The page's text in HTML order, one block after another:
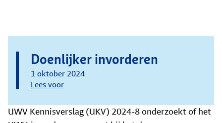
Doenlijker invorderen
1 oktober 2024
Lees voor
UWV Kennisverslag (UKV) 2024-8 onderzoekt of het